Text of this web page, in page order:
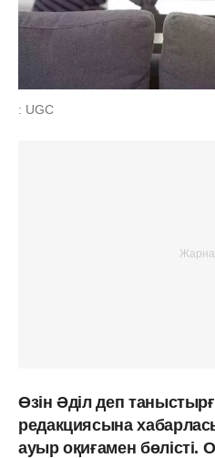
: UGC
Өзін Әділ деп
редакциясына
ауыр оқиғамен бөлісті.